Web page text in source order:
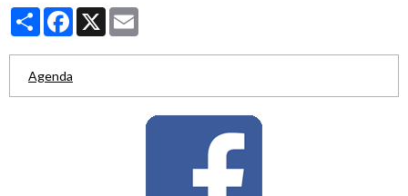
PartagerFacebook
X
Agenda